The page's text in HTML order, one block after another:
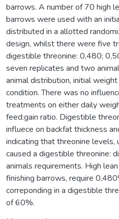
barrows. A number of 70 high
barrows were used with an
distributed in a allotted
design, whilst there were five
digestible threonine: 0,480;
seven replicates and two
animal distribution, initial
condition. There was no
treatments on either daily
feed:gain ratio. Digestible
influece on backfat thickness
indicating that threonine levels,
caused a digestible threonine:
animals requirements. High
finishing barrows, require
correponding in a digestible
of 60%.